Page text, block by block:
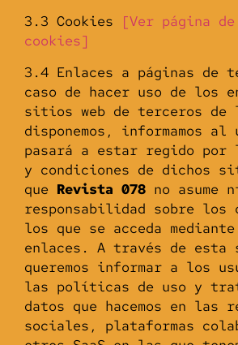
3.3 Cookies [Ver página
cookies]
3.4 Enlaces a páginas de
caso de hacer uso de los
sitios web de terceros de
disponemos, informamos al
pasará a estar regido por
y condiciones de dichos
que Revista 078 no asume
responsabilidad sobre los
los que se acceda
enlaces. A través de esta
queremos informar a los
las políticas de uso y
datos que hacemos en las
sociales, plataformas